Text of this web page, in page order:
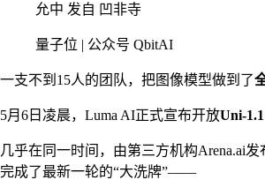
允中 发自 凹非寺
量子位 | 公众号 QbitAI
一支不到15人的团队，把图像模型做到了
5月6日凌晨，Luma AI正式宣布开放Uni-
几乎在同一时间，由第三方机构Arena.ai发
完成了最新一轮的“大洗牌”——